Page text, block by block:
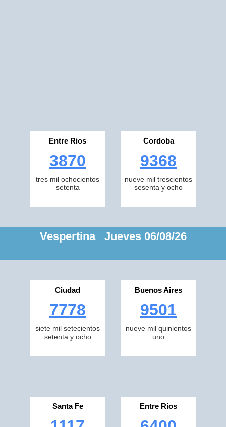
Entre Rios
3870
tres mil ochocientos
setenta
Cordoba
9368
nueve mil trescientos
sesenta y ocho
Vespertina Jueves 06/08/26
Ciudad
7778
siete mil setecientos
setenta y ocho
Buenos Aires
9501
nueve mil quinientos
uno
Santa Fe Entre Rios